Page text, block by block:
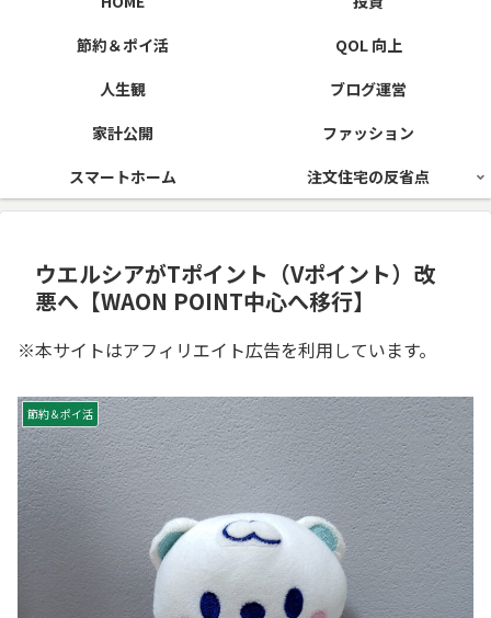
節約＆ポイ活
QOL 向上
人生観
ブログ運営
家計公開
ファッション
スマートホーム
注文住宅の反省点
ウエルシアがTポイント（Vポイント）改
悪へ【WAON POINT中心へ移行】
※本サイトはアフィリエイト広告を利用しています。
節約＆ポイ活